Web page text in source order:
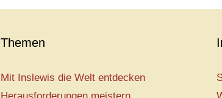
Themen
Mit Inslewis die Welt entdecken